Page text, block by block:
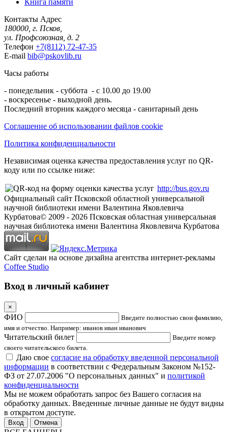
Контакты Адрес
180000, г. Псков,
ул. Профсоюзная, д. 2
Телефон +7(8112) 72-47-35
E-mail bib@pskovlib.ru
Часы работы
- понедельник - суббота - с 10.00 до 19.00
- воскресенье - выходной день.
Последний вторник каждого месяца - санитарный день
Соглашение об использовании файлов cookie
Политика конфиденциальности
Независимая оценка качества предоставления услуг по QR-
коду или по ссылке ниже:
http://bus.gov.ru
Официальный сайт Псковской областной универсальной
научной библиотеки имени Валентина Яковлевича
Курбатова© 2009 - 2026 Псковская областная универсальная
научная библиотека имени Валентина Яковлевича Курбатова
Сайт сделан на основе дизайна агентства интернет-рекламы
Coffee Studio
Вход в личный кабинет
×
ФИО
Введите полностью свои фамилию,
имя и отчество. Например: иванов иван иванович
Читательский билет
Введите номер
своего читательского билета.
Даю свое согласие на обработку введенной персональной
информации в соответствии с Федеральным Законом №152-
ФЗ от 27.07.2006 "О персональных данных" и политикой
конфиденциальности
Мы не можем обработать запрос без Вашего согласия на
обработку данных. Введенные личные данные не будут видны
в открытом доступе.
Отмена